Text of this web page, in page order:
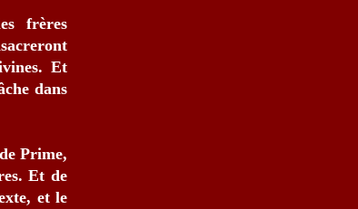
frères
Et
dans
Prime,
Et de
et le